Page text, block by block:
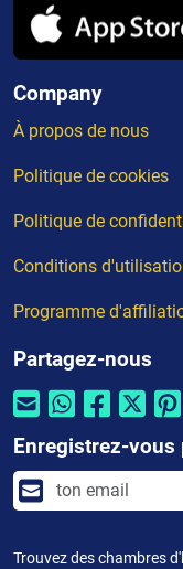
Company
À propos de nous
Politique de cookies
Politique de
Conditions
Programme
Partagez-nous
Enregistrez-
Trouvez des chambres